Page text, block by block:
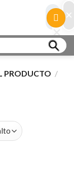
PRODUCTO /
×
×
×
×